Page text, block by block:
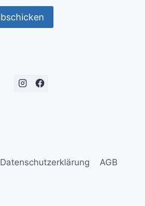
Datenschutzerklärung AGB